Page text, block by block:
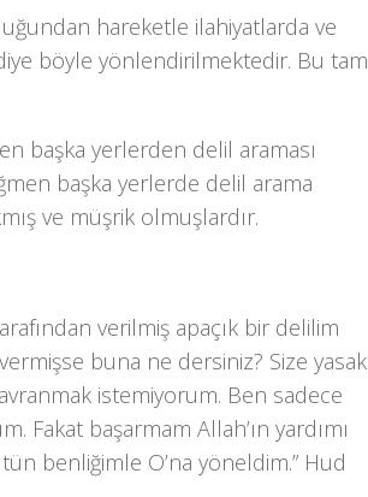
hareketle ilahiyatlarda ve
böyle yönlendirilmektedir. Bu tam
başka yerlerden delil araması
başka yerlerde delil arama
ve müşrik olmuşlardır.
verilmiş apaçık bir delilim
buna ne dersiniz? Size yasak
istemiyorum. Ben sadece
Fakat başarmam Allah’ın yardımı
benliğimle O’na yöneldim.” Hud